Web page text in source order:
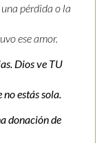
pérdida o la
ese amor.
Dios ve TU
estás sola.
donación de